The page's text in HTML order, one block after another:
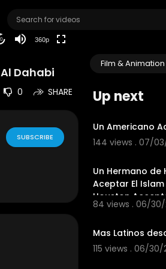
360p
Film & Animation
Up next
Un Americano
144 views . 07/
Un Hermano
Aceptar El
Houston
84 views . 06/
Mas Latinos
115 views . 06/30/
Dahabi
0 SHARE
SUBSCRIBE